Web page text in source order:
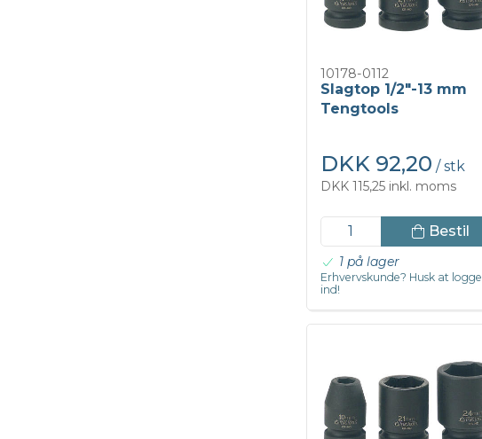
10178-0112
Slagtop 1/2"-13 mm
Tengtools
DKK 92,20 / stk
DKK 115,25 inkl. moms
Bestil
1 på lager
Erhvervskunde? Husk at logge
ind!